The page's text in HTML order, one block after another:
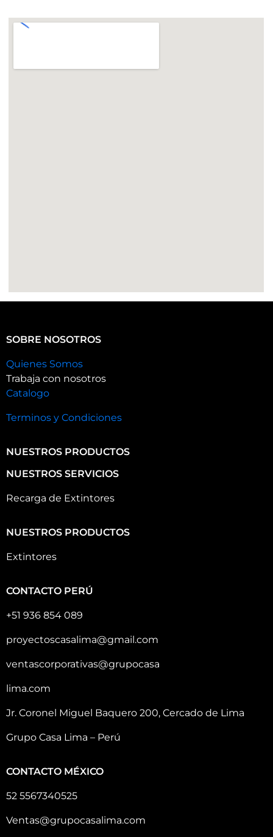
SOBRE NOSOTROS
Quienes Somos
Trabaja con nosotros
Catalogo
Terminos y Condiciones
NUESTROS PRODUCTOS
NUESTROS SERVICIOS
Recarga de Extintores
NUESTROS PRODUCTOS
Extintores
CONTACTO PERÚ
+51 936 854 089
proyectoscasalima@gmail.com
ventascorporativas@grupocasa
lima.com
Jr. Coronel Miguel Baquero 200, Cercado de Lima
Grupo Casa Lima – Perú
CONTACTO MÉXICO
52 5567340525
Ventas@grupocasalima.com